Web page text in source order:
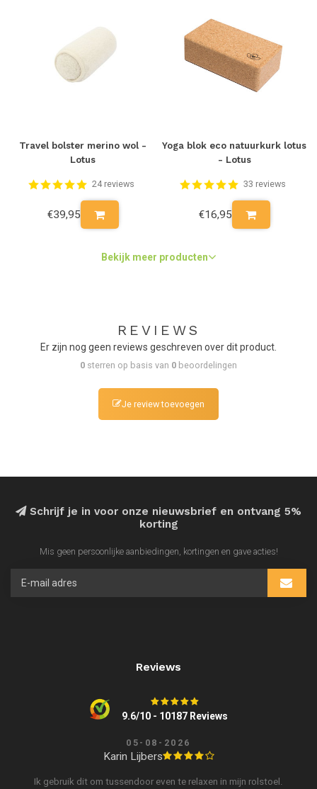
Travel bolster merino wol -
Lotus
24 reviews
€39,95
Yoga blok eco natuurkurk lotus
- Lotus
33 reviews
€16,95
Bekijk meer producten
REVIEWS
Er zijn nog geen reviews geschreven over dit product.
0 sterren op basis van 0 beoordelingen
Je review toevoegen
Schrijf je in voor onze nieuwsbrief en ontvang 5%
korting
Mis geen persoonlijke aanbiedingen, kortingen en gave acties!
Reviews
9.6/10 - 10187 Reviews
05-08-2026
Karin Lijbers
Ik gebruik dit om tussendoor even te relaxen in mijn rolstoel.